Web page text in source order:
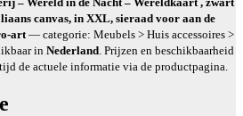
canvas, in XXL, sieraad voor aan de
art— categorie: Meubels > Huis accessoires >
in Nederland. Prijzen en beschikbaarheid
de actuele informatie via de productpagina.